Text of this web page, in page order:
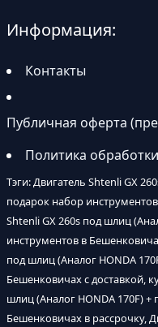
Информация:
Контакты
Публичная оферта
Политика
Тэги: Двигатель Shtenli GX
подарок набор
Shtenli GX 260s под шлиц
инструментов в
под шлиц (Аналог HONDA
Бешенковичах с доставкой,
шлиц (Аналог HONDA 170F)
Бешенковичах в рассрочку,